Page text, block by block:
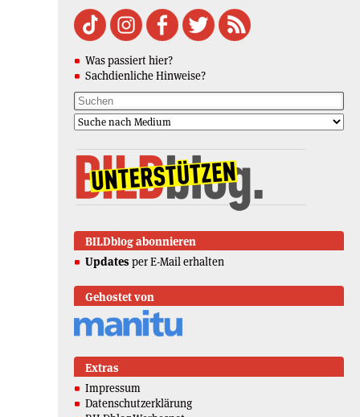
Was passiert hier?
Sachdienliche Hinweise?
BILDblog abonnieren
Updates per E-Mail erhalten
Gehostet von
Extras
Impressum
Datenschutzerklärung